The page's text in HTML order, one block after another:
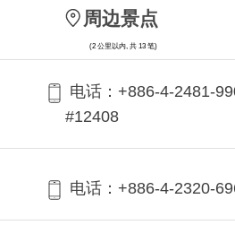
电话：+886-4-2481-
#12408
电话：+886-4-2320-
周边景点
(2 公里以内, 共 13 笔)